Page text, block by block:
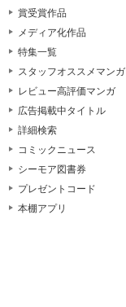
賞受賞作品
メディア化作品
特集一覧
スタッフオススメマンガ
レビュー高評価マンガ
広告掲載中タイトル
詳細検索
コミックニュース
シーモア図書券
プレゼントコード
本棚アプリ